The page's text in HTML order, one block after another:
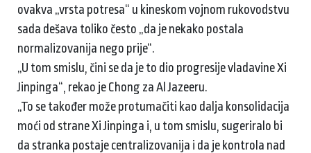
ovakva „vrsta potresa“ u kineskom vojnom rukovodstvu
sada dešava toliko često „da je nekako postala
normalizovanija nego prije“.
„U tom smislu, čini se da je to dio progresije vladavine Xi
Jinpinga“, rekao je Chong za Al Jazeeru.
„To se također može protumačiti kao dalja konsolidacija
moći od strane Xi Jinpinga i, u tom smislu, sugeriralo bi
da stranka postaje centralizovanija i da je kontrola nad